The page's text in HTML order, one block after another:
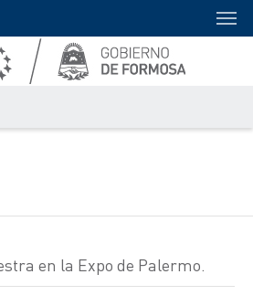
en la Expo de Palermo.